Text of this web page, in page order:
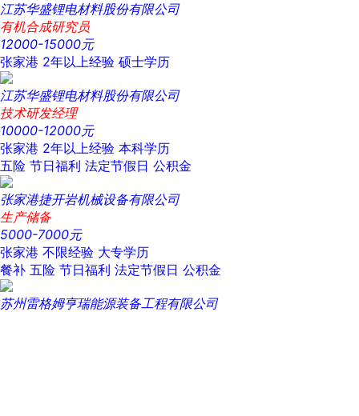
江苏华盛锂电材料股份有限公司
有机合成研究员
12000-15000元
张家港 2年以上经验 硕士学历
江苏华盛锂电材料股份有限公司
技术研发经理
10000-12000元
张家港 2年以上经验 本科学历
五险 节日福利 法定节假日 公积金
张家港捷开岩机械设备有限公司
生产储备
5000-7000元
张家港 不限经验 大专学历
餐补 五险 节日福利 法定节假日 公积金
苏州雷格姆亨瑞能源装备工程有限公司